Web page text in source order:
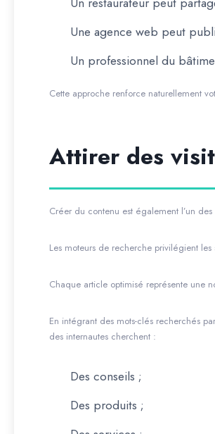
Une agence web peut
Un professionnel du
Cette approche renforce naturellement
Attirer des
Créer du contenu est également l’un
Les moteurs de recherche privilégient
Chaque article optimisé représente une
En intégrant des mots-clés recherchés
des internautes cherchent :
Des conseils ;
Des produits ;